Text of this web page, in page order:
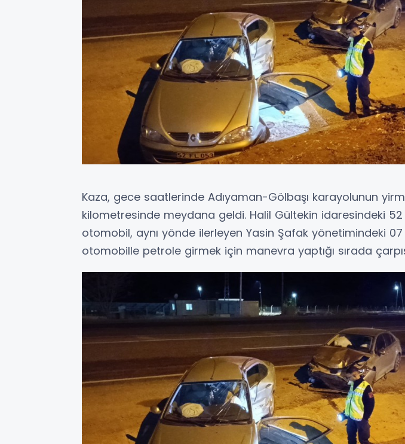
Kaza, gece saatlerinde Adıyaman-Gölbaşı karayolunun
kilometresinde meydana geldi. Halil Gültekin idaresindeki 52
otomobil, aynı yönde ilerleyen Yasin Şafak yönetimindeki 07
otomobille petrole girmek için manevra yaptığı sırada